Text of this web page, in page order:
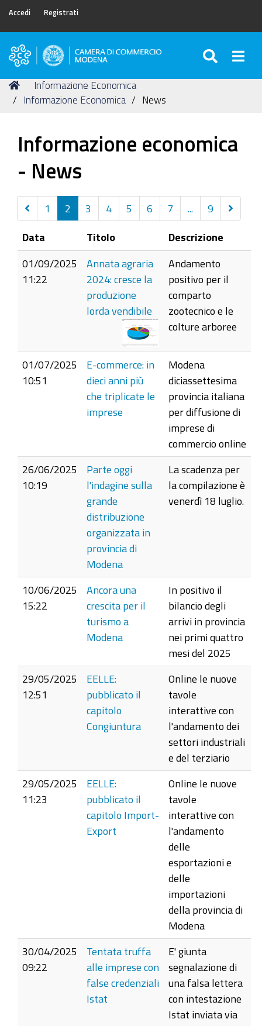
Accedi Registrati
Camera
Commercio
di
Tu
sei
Home
Informazione Economica
Informazione Economica
News
Informazione economica
- News
Precedenti
30
elementi
1 2 3 4 5 6 7 9
30
Data Titolo Descrizione
01/09/2025
11:22
Annata agraria
2024: cresce la
produzione
lorda vendibile
Andamento
positivo per il
comparto
zootecnico e le
colture arboree
01/07/2025
10:51
E-commerce: in
dieci anni più
che triplicate le
imprese
Modena
diciassettesima
provincia italiana
per diffusione di
imprese di
commercio online
26/06/2025
10:19
Parte oggi
l'indagine sulla
grande
distribuzione
organizzata in
provincia di
Modena
La scadenza per
la compilazione è
venerdì 18 luglio.
10/06/2025
15:22
Ancora una
crescita per il
turismo a
Modena
In positivo il
bilancio degli
arrivi in provincia
nei primi quattro
mesi del 2025
29/05/2025
12:51
EELLE:
pubblicato il
capitolo
Congiuntura
Online le nuove
tavole
interattive con
l'andamento dei
settori industriali
e del terziario
29/05/2025
11:23
EELLE:
pubblicato il
capitolo Import-
Export
Online le nuove
tavole
interattive con
l'andamento
delle
esportazioni e
delle
importazioni
della provincia di
Modena
30/04/2025
09:22
Tentata truffa
alle imprese con
false credenziali
Istat
E' giunta
segnalazione di
una falsa lettera
con intestazione
Istat inviata via